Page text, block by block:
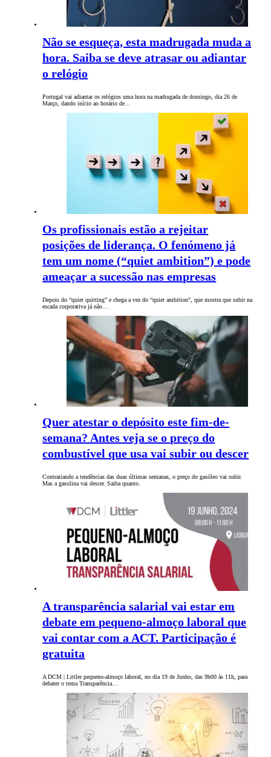
Não se esqueça, esta madrugada muda a
hora. Saiba se deve atrasar ou adiantar
o relógio
Portugal vai adiantar os relógios uma hora na madrugada de domingo, dia 26 de
Março, dando início ao horário de…
Os profissionais estão a rejeitar
posições de liderança. O fenómeno já
tem um nome (“quiet ambition”) e pode
ameaçar a sucessão nas empresas
Depois do “quiet quitting” e chega a vez do “quiet ambition”, que mostra que subir na
escada corporativa já não…
Quer atestar o depósito este fim-de-
semana? Antes veja se o preço do
combustível que usa vai subir ou descer
Contrariando a tendências das duas últimas semanas, o preço do gasóleo vai subir.
Mas a gasolina vai descer. Saiba quanto.
A transparência salarial vai estar em
debate em pequeno-almoço laboral que
vai contar com a ACT. Participação é
gratuita
A DCM | Littler pequeno-almoço laboral, no dia 19 de Junho, das 9h00 às 11h, para
debater o tema Transparência…